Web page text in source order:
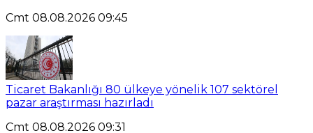
Cmt 08.08.2026 09:45
Ticaret Bakanlığı 80 ülkeye yönelik 107 sektörel
pazar araştırması hazırladı
Cmt 08.08.2026 09:31